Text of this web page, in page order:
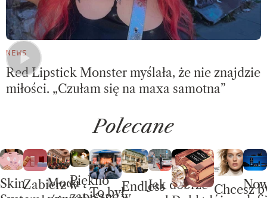
NEWS
Red Lipstick Monster myślała, że nie znajdzie
miłości. „Czułam się na maxa samotna”
Polecane
SkinZabierz w
ModaPiękno
To byłEndlessJak dobrze Chcesz